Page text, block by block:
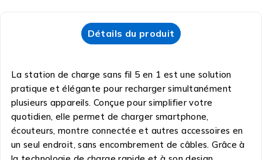
Détails du produit
La station de charge sans fil 5 en 1 est une solution
pratique et élégante pour recharger simultanément
plusieurs appareils. Conçue pour simplifier votre
quotidien, elle permet de charger smartphone,
écouteurs, montre connectée et autres accessoires en
un seul endroit, sans encombrement de câbles. Grâce à